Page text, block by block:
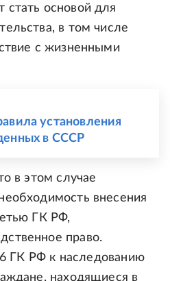
стать основой для
в том числе
с жизненными
установления
в СССР
в этом случае
внесения
ГК РФ,
право.
ГК РФ к наследованию
находящиеся в